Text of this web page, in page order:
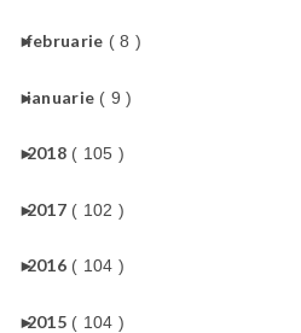
►
februarie ( 8 )
►
ianuarie ( 9 )
►
2018 ( 105 )
►
2017 ( 102 )
►
2016 ( 104 )
►
2015 ( 104 )